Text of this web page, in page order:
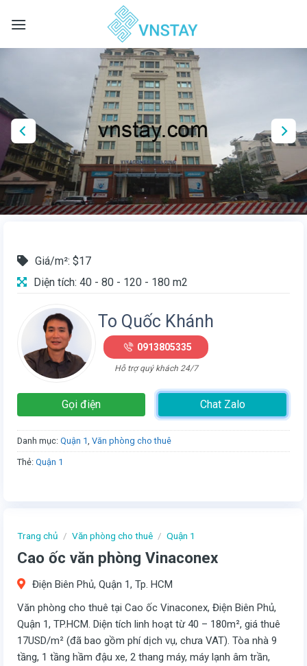
Trang chủ / Văn phòng cho thuê / Quận 1
Cao ốc văn phòng Vinaconex
Điện Biên Phủ, Quận 1, Tp. HCM
Văn phòng cho thuê tại Cao ốc Vinaconex, Điện Biên Phủ,
Quận 1, TP.HCM. Diện tích linh hoạt từ 40 – 180m², giá thuê
17USD/m² (đã bao gồm phí dịch vụ, chưa VAT). Tòa nhà 9
tầng, 1 tầng hầm đậu xe, 2 thang máy, máy lạnh âm trần,
Giá/m²: $17
Diện tích: 40 - 80 - 120 - 180 m2
To Quốc Khánh
0913805335
Hỗ trợ quý khách 24/7
Gọi điện Chat Zalo
Danh mục: Quận 1 Văn phòng cho thuê
Thẻ: Quận 1